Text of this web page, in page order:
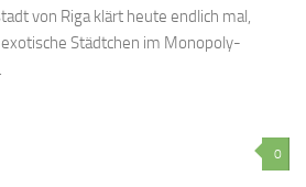
von Riga klärt heute endlich mal,
Städtchen im Monopoly-
0